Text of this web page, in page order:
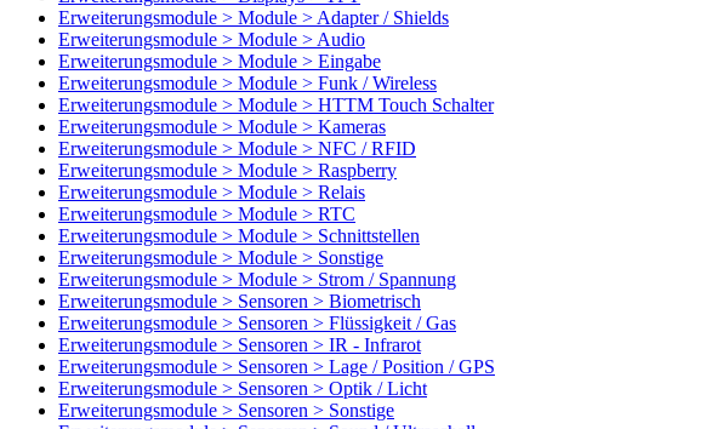
Erweiterungsmodule > Module > Adapter / Shields
Erweiterungsmodule > Module > Audio
Erweiterungsmodule > Module > Eingabe
Erweiterungsmodule > Module > Funk / Wireless
Erweiterungsmodule > Module > HTTM Touch Schalter
Erweiterungsmodule > Module > Kameras
Erweiterungsmodule > Module > NFC / RFID
Erweiterungsmodule > Module > Raspberry
Erweiterungsmodule > Module > Relais
Erweiterungsmodule > Module > RTC
Erweiterungsmodule > Module > Schnittstellen
Erweiterungsmodule > Module > Sonstige
Erweiterungsmodule > Module > Strom / Spannung
Erweiterungsmodule > Sensoren > Biometrisch
Erweiterungsmodule > Sensoren > Flüssigkeit / Gas
Erweiterungsmodule > Sensoren > IR - Infrarot
Erweiterungsmodule > Sensoren > Lage / Position / GPS
Erweiterungsmodule > Sensoren > Optik / Licht
Erweiterungsmodule > Sensoren > Sonstige